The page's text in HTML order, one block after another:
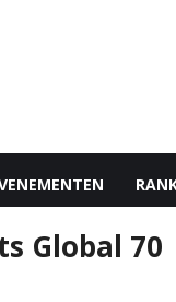
Global 70